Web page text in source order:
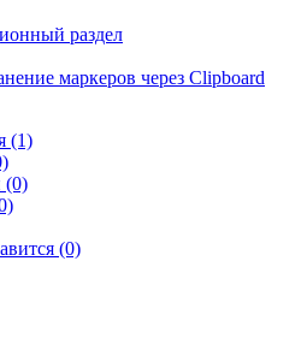
раздел
маркеров через Clipboard
(1)
(0)
(0)